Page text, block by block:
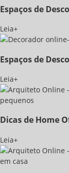
Espaços de
Leia+
Espaços de
Leia+
Dicas de Home
Leia+